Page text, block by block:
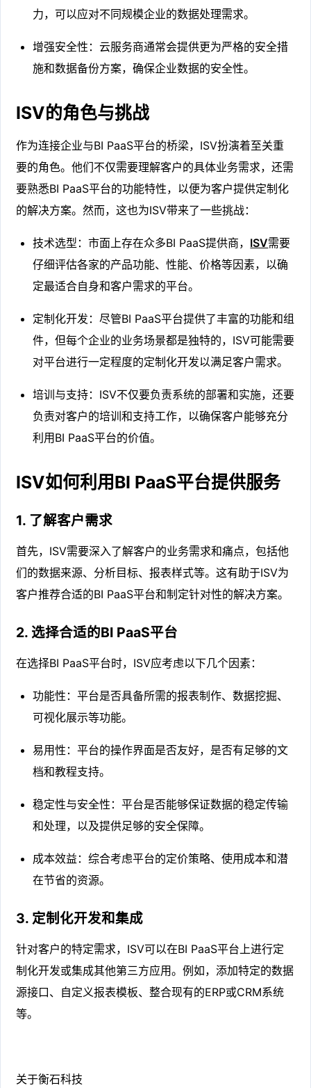
力，可以应对不同规模企业的数据处理需求。
增强安全性：云服务商通常会提供更为严格的安全措
施和数据备份方案，确保企业数据的安全性。
ISV的角色与挑战
作为连接企业与BI PaaS平台的桥梁，ISV扮演着至关重
要的角色。他们不仅需要理解客户的具体业务需求，还需
要熟悉BI PaaS平台的功能特性，以便为客户提供定制化
的解决方案。然而，这也为ISV带来了一些挑战：
技术选型：市面上存在众多BI PaaS提供商， ISV需要
仔细评估各家的产品功能、性能、价格等因素，以确
定最适合自身和客户需求的平台。
定制化开发：尽管BI PaaS平台提供了丰富的功能和组
件，但每个企业的业务场景都是独特的，ISV可能需要
对平台进行一定程度的定制化开发以满足客户需求。
培训与支持：ISV不仅要负责系统的部署和实施，还要
负责对客户的培训和支持工作，以确保客户能够充分
利用BI PaaS平台的价值。
ISV如何利用BI PaaS平台提供服务
1. 了解客户需求
首先，ISV需要深入了解客户的业务需求和痛点，包括他
们的数据来源、分析目标、报表样式等。这有助于ISV为
客户推荐合适的BI PaaS平台和制定针对性的解决方案。
2. 选择合适的BI PaaS平台
在选择BI PaaS平台时，ISV应考虑以下几个因素：
功能性：平台是否具备所需的报表制作、数据挖掘、
可视化展示等功能。
易用性：平台的操作界面是否友好，是否有足够的文
档和教程支持。
稳定性与安全性：平台是否能够保证数据的稳定传输
和处理，以及提供足够的安全保障。
成本效益：综合考虑平台的定价策略、使用成本和潜
在节省的资源。
3. 定制化开发和集成
针对客户的特定需求，ISV可以在BI PaaS平台上进行定
制化开发或集成其他第三方应用。例如，添加特定的数据
源接口、自定义报表模板、整合现有的ERP或CRM系统
等。
关于衡石科技